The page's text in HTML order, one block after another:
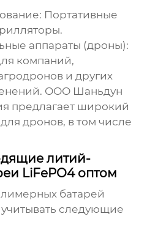
Портативные
аппараты (дроны):
компаний,
и других
ООО Шаньдун
предлагает широкий
дронов, в том числе
литий-
LiFePO4 оптом
батарей
следующие